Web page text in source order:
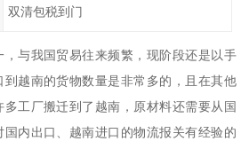
双清包税到门
与我国贸易往来频繁，现阶段还是以手
越南的货物数量是非常多的，且在其他
工厂搬迁到了越南，原材料还需要从国
内出口、越南进口的物流报关有经验的